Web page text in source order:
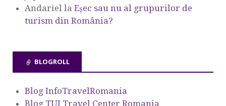
Andariel la Eşec sau nu al grupurilor de
turism din România?
BLOGROLL
Blog InfoTravelRomania
Blog TUI Travel Center Romania